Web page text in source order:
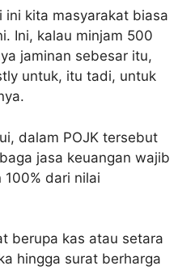
ini kita masyarakat biasa
Ini, kalau minjam 500
jaminan sebesar itu,
untuk, itu tadi, untuk
dalam POJK tersebut
jasa keuangan wajib
dari nilai
berupa kas atau setara
hingga surat berharga